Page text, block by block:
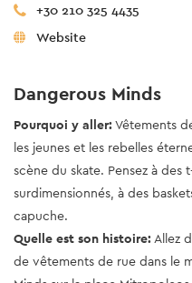
+30 210 325 4435
Website
Dangerous Minds
Pourquoi y aller:Vêtements
les jeunes et les rebelles
scène du skate. Pensez à des
surdimensionnés, à des
capuche.
Quelle est son histoire:Allez
de vêtements de rue dans le